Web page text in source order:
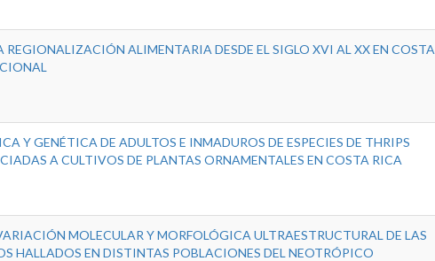
REGIONALIZACIÓN ALIMENTARIA DESDE EL SIGLO XVI AL XX EN COSTA
Y GENÉTICA DE ADULTOS E INMADUROS DE ESPECIES DE THRIPS
A CULTIVOS DE PLANTAS ORNAMENTALES EN COSTA RICA
MOLECULAR Y MORFOLÓGICA ULTRAESTRUCTURAL DE LAS
HALLADOS EN DISTINTAS POBLACIONES DEL NEOTRÓPICO